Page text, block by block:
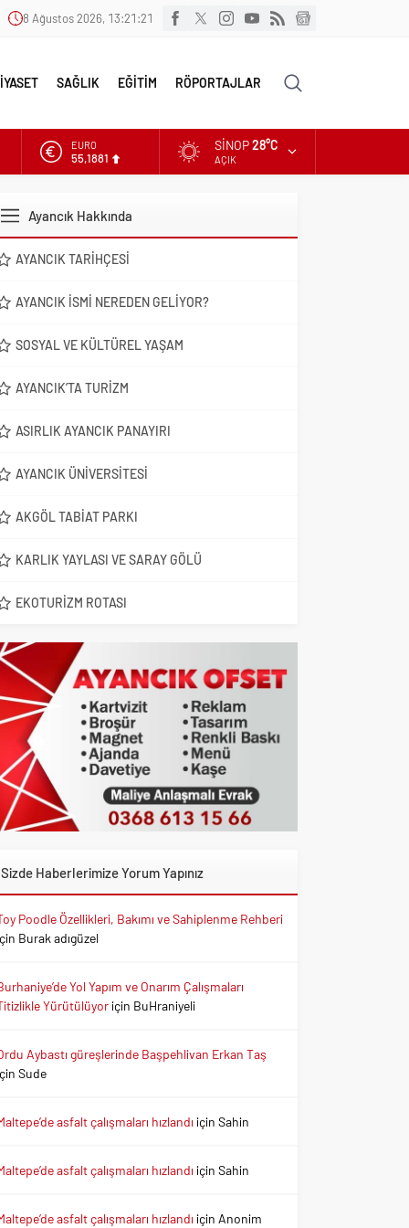
8 Ağustos 2026, 13:21:22
SAĞLIK EĞİTİM RÖPORTAJLAR
ALTIN
6.660,55
EURO
55,1881
SINOP28°C
AÇIK
Ayancık Hakkında
AYANCIK TARIHÇESI
AYANCIK İSMI NEREDEN GELIYOR?
SOSYAL VE KÜLTÜREL YAŞAM
AYANCIK’TA TURIZM
ASIRLIK AYANCIK PANAYIRI
AYANCIK ÜNIVERSITESI
AKGÖL TABIAT PARKI
KARLIK YAYLASI VE SARAY GÖLÜ
EKOTURIZM ROTASI
Sizde Haberlerimize Yorum Yapınız
Poodle Özellikleri, Bakımı ve Sahiplenme Rehberi
Burak adıgüzel
Yol Yapım ve Onarım Çalışmaları
Yürütülüyoriçin BuHraniyeli
Aybastı güreşlerinde Başpehlivan Erkan Taş
Sude
asfalt çalışmaları hızlandı içinSahin
asfalt çalışmaları hızlandı içinSahin
asfalt çalışmaları hızlandı için Anonim